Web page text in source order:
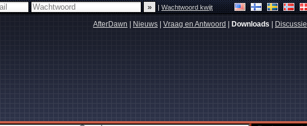
|Wachtwoord kwijt
AfterDawn Nieuws Vraag en Antwoord Downloads Discussie